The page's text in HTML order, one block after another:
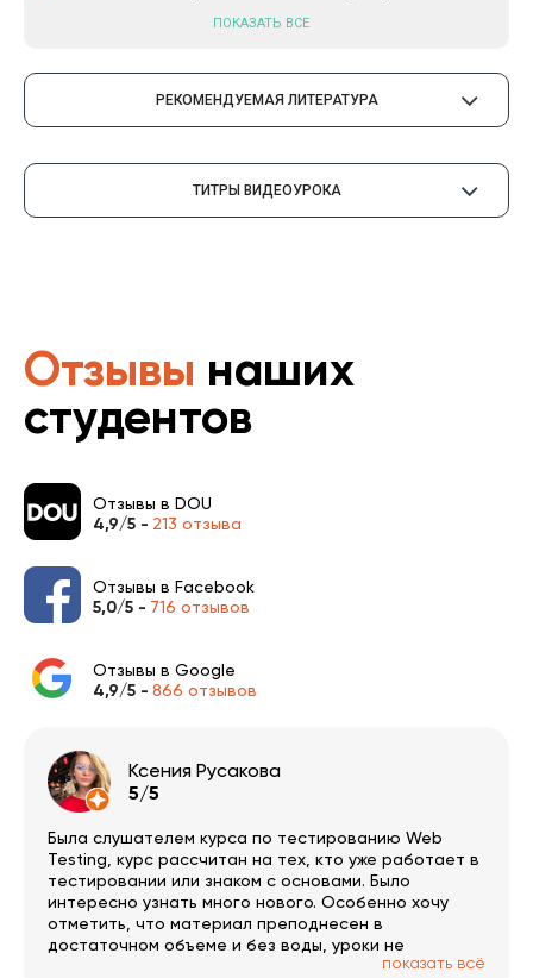
ПОКАЗАТЬ ВСЕ
РЕКОМЕНДУЕМАЯ ЛИТЕРАТУРА
ТИТРЫ ВИДЕОУРОКА
Отзывы наших
студентов
Отзывы в DOU
4,9/5 - 213 отзыва
Отзывы в Facebook
5,0/5 - 716 отзывов
Отзывы в Google
4,9/5 - 866 отзывов
Ксения Русакова
5/5
Была слушателем курса по тестированию Web
Testing, курс рассчитан на тех, кто уже работает в
тестировании или знаком с основами. Было
интересно узнать много нового. Особенно хочу
отметить, что материал преподнесен в
достаточном объеме и без воды, уроки не
превышают часа с небольшим, есть домашки и
показать всё